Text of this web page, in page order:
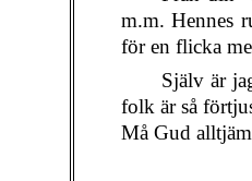
m.m. Hennes
för en flicka
Själv är
folk är så
Må Gud